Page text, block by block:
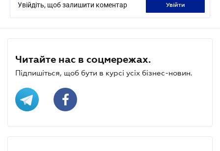
Увійдіть, щоб залишити коментар увійти
Читайте нас в соцмережах.
Підпишіться, щоб бути в курсі усіх бізнес-новин.